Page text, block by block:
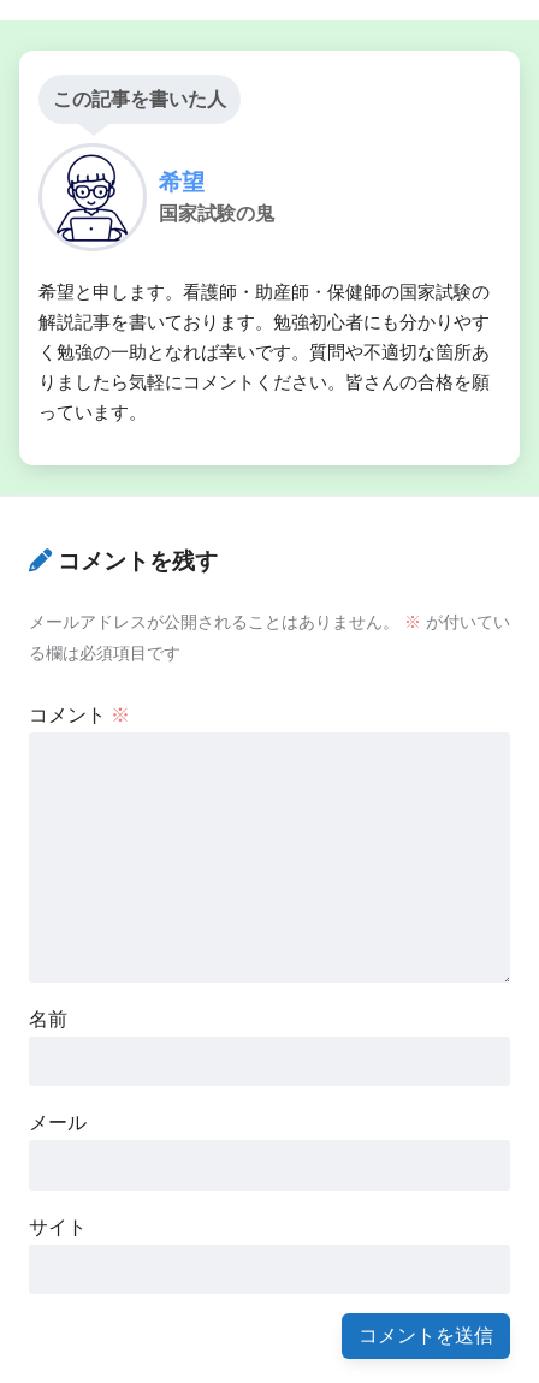
この記事を書いた人
希望
国家試験の鬼
希望と申します。看護師・助産師・保健師の国家試験の
解説記事を書いております。勉強初心者にも分かりやす
く勉強の一助となれば幸いです。質問や不適切な箇所あ
りましたら気軽にコメントください。皆さんの合格を願
っています。
コメントを残す
メールアドレスが公開されることはありません。 ※ が付いてい
る欄は必須項目です
コメント ※
名前
メール
サイト